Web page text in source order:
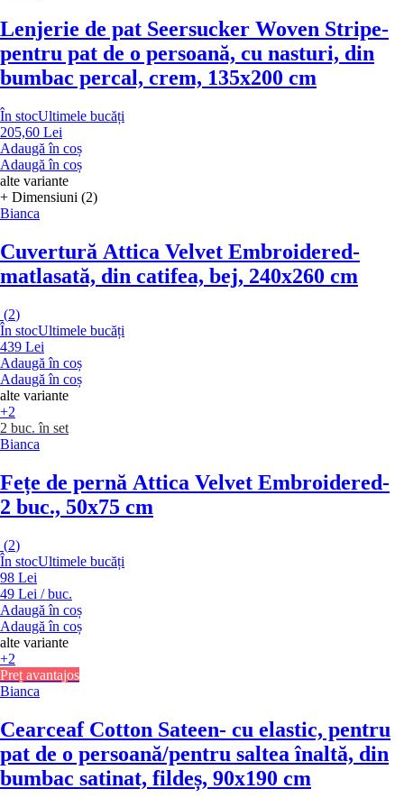
Lenjerie de pat Seersucker Woven Stripe-
pentru pat de o persoană, cu nasturi, din
bumbac percal, crem, 135x200 cm
În stocUltimele bucăți
205,60 Lei
Adaugă în coș
Adaugă în coș
alte variante
+ Dimensiuni (2)
Bianca
Cuvertură Attica Velvet Embroidered-
matlasată, din catifea, bej, 240x260 cm
(2)
În stocUltimele bucăți
439 Lei
Adaugă în coș
Adaugă în coș
alte variante
+2
2 buc. în set
Bianca
Fețe de pernă Attica Velvet Embroidered-
2 buc., 50x75 cm
(2)
În stocUltimele bucăți
98 Lei
49 Lei / buc.
Adaugă în coș
Adaugă în coș
alte variante
+2
Preț avantajos
Bianca
Cearceaf Cotton Sateen- cu elastic, pentru
pat de o persoană/pentru saltea înaltă, din
bumbac satinat, fildeș, 90x190 cm